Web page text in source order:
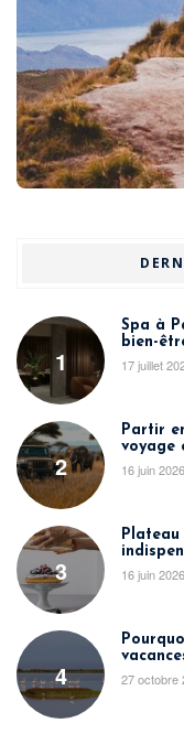
1
Spa à
bien-
17 juillet
2
Partir
voyage
16 juin 2026
3 16 juin 2026
4 27 octobre